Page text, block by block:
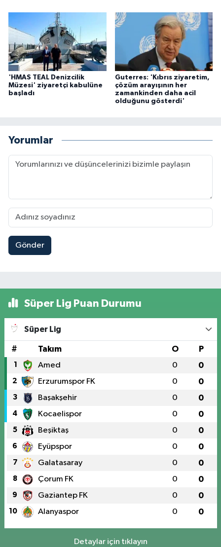
'HMAS TEAL Denizcilik
Müzesi' ziyaretçi kabulüne
başladı
Guterres: 'Kıbrıs ziyaretim,
çözüm arayışının her
zamankinden daha acil
olduğunu gösterdi'
Yorumlar
Gönder
Süper Lig Puan Durumu
Süper Lig
# Takım O P
1 Amed 0 0
2 Erzurumspor FK 0 0
3 Başakşehir 0 0
4 Kocaelispor 0 0
5 Beşiktaş 0 0
6 Eyüpspor 0 0
7 Galatasaray 0 0
8 Çorum FK 0 0
9 Gaziantep FK 0 0
10 Alanyaspor 0 0
Detaylar için tıklayın